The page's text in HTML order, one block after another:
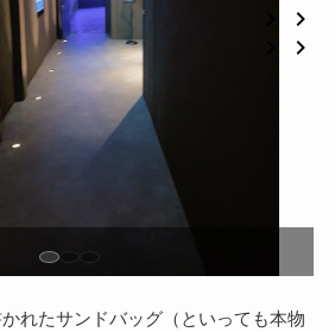
れたサンドバッグ（といっても本物